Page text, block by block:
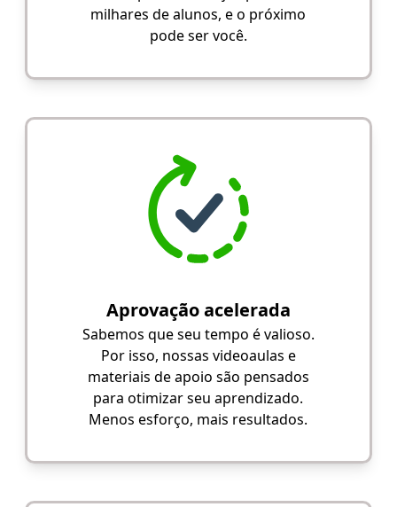
milhares de alunos, e o próximo
pode ser você.
Aprovação acelerada
Sabemos que seu tempo é valioso.
Por isso, nossas videoaulas e
materiais de apoio são pensados
para otimizar seu aprendizado.
Menos esforço, mais resultados.